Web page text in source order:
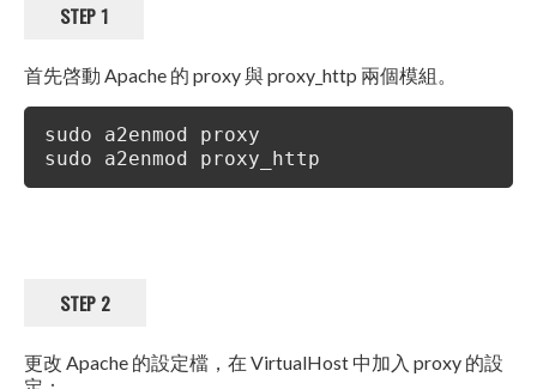
STEP 1
首先啓動 Apache 的 proxy 與 proxy_http 兩個模組。
sudo a2enmod proxy
sudo a2enmod proxy_http
STEP 2
更改 Apache 的設定檔，在 VirtualHost 中加入 proxy 的設